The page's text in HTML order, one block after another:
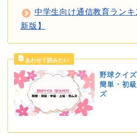
中学生向け通信教育ラン
新版】
野球クイ
簡単・初
ズ